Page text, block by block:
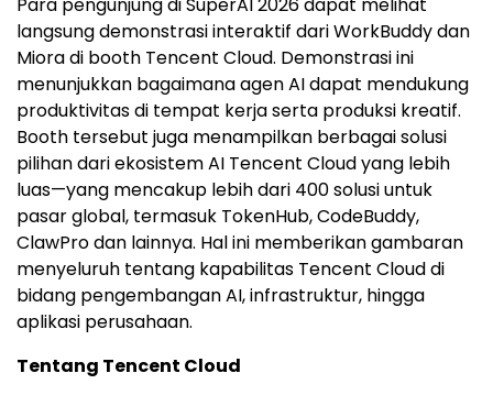
langsung demonstrasi interaktif dari WorkBuddy dan
Miora di booth Tencent Cloud. Demonstrasi ini
menunjukkan bagaimana agen AI dapat mendukung
produktivitas di tempat kerja serta produksi kreatif.
Booth tersebut juga menampilkan berbagai solusi
pilihan dari ekosistem AI Tencent Cloud yang lebih
luas—yang mencakup lebih dari 400 solusi untuk
pasar global, termasuk TokenHub, CodeBuddy,
ClawPro dan lainnya. Hal ini memberikan gambaran
menyeluruh tentang kapabilitas Tencent Cloud di
bidang pengembangan AI, infrastruktur, hingga
aplikasi perusahaan.
Tentang Tencent Cloud